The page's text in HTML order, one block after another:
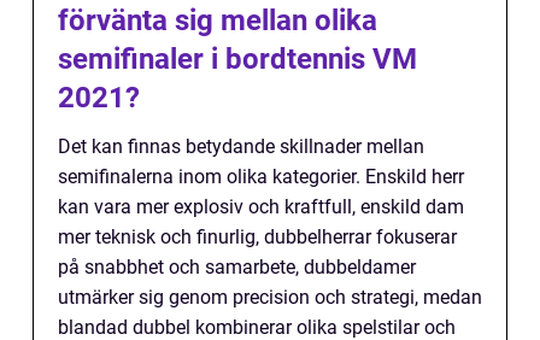
förvänta sig mellan olika
semifinaler i bordtennis VM
2021?
Det kan finnas betydande skillnader mellan
semifinalerna inom olika kategorier. Enskild herr
kan vara mer explosiv och kraftfull, enskild dam
mer teknisk och finurlig, dubbelherrar fokuserar
på snabbhet och samarbete, dubbeldamer
utmärker sig genom precision och strategi, medan
blandad dubbel kombinerar olika spelstilar och